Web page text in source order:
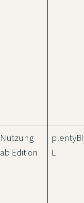
Nutzung
ab Edition
plentyBI
L